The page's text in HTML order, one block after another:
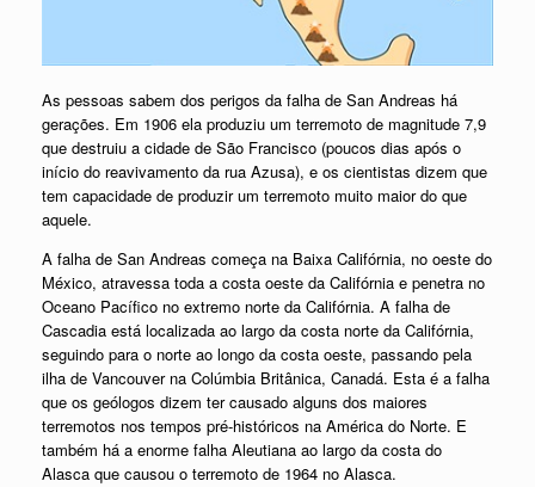
As pessoas sabem dos perigos da falha de San Andreas há
gerações. Em 1906 ela produziu um terremoto de magnitude 7,9
que destruiu a cidade de São Francisco (poucos dias após o
início do reavivamento da rua Azusa), e os cientistas dizem que
tem capacidade de produzir um terremoto muito maior do que
aquele.
A falha de San Andreas começa na Baixa Califórnia, no oeste do
México, atravessa toda a costa oeste da Califórnia e penetra no
Oceano Pacífico no extremo norte da Califórnia. A falha de
Cascadia está localizada ao largo da costa norte da Califórnia,
seguindo para o norte ao longo da costa oeste, passando pela
ilha de Vancouver na Colúmbia Britânica, Canadá. Esta é a falha
que os geólogos dizem ter causado alguns dos maiores
terremotos nos tempos pré-históricos na América do Norte. E
também há a enorme falha Aleutiana ao largo da costa do
Alasca que causou o terremoto de 1964 no Alasca.